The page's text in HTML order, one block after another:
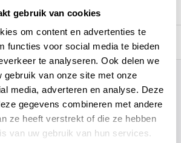
gebruik van cookies
om content en advertenties te
functies voor social media te bieden
te analyseren. Ook delen we
gebruik van onze site met onze
media, adverteren en analyse. Deze
gegevens combineren met andere
ze heeft verstrekt of die ze hebben
van uw gebruik van hun services.
0/10
producten
je helpen?
2330